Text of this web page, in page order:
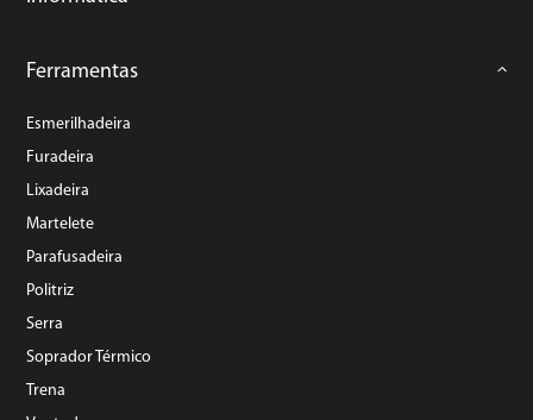
Ferramentas
Esmerilhadeira
Furadeira
Lixadeira
Martelete
Parafusadeira
Politriz
Serra
Soprador Térmico
Trena